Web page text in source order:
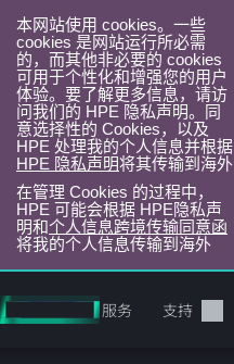
本网站使用 cookies。一些
cookies 是网站运行所必需
的，而其他非必要的 cookies
可用于个性化和增强您的用户
体验。要了解更多信息，请访
问我们的 HPE 隐私声明。同
意选择性的 Cookies，以及
HPE 处理我的个人信息并根据
HPE 隐私声明将其传输到海外
在管理 Cookies 的过程中，
HPE 可能会根据 HPE隐私声
明和个人信息跨境传输同意函
将我的个人信息传输到海外
转
到
服务 支持